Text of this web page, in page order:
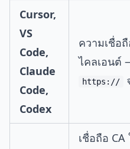
Cursor,
VS
Code,
Claude
Code,
Codex
ความเชื่อ
ไคลเอนต์
https://
เชื่อถือ